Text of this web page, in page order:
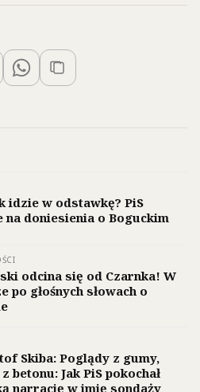
idzie w odstawkę? PiS
na doniesienia o Boguckim
odcina się od Czarnka! W
po głośnych słowach o
Skiba: Poglądy z gumy,
betonu: Jak PiS pokochał
narrację w imię sondaży